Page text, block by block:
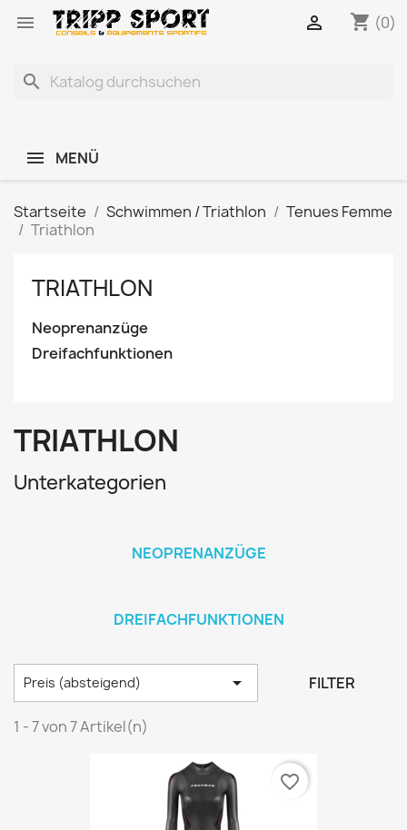
 shopping_cart (0)

search
MENÜ
Startseite Schwimmen / Triathlon
Tenues Femme
Triathlon
TRIATHLON
Neoprenanzüge
Dreifachfunktionen
TRIATHLON
Unterkategorien
NEOPRENANZÜGE
DREIFACHFUNKTIONEN
Preis (absteigend)  FILTER
1 - 7 von 7 Artikel(n)
favorite_border